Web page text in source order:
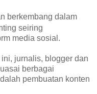
berkembang dalam
seiring
media sosial.
jurnalis, blogger dan
berbagai
pembuatan konten